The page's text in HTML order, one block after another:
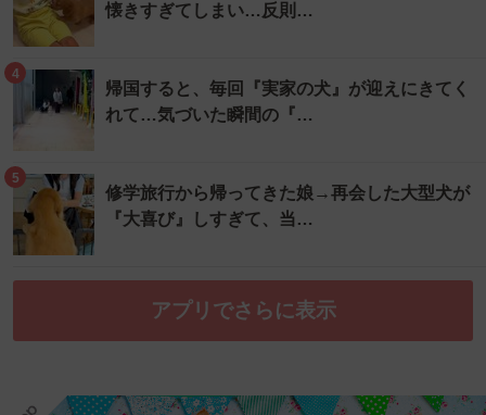
懐きすぎてしまい…反則…
4
帰国すると、毎回『実家の犬』が迎えにきてく
れて…気づいた瞬間の『…
5
修学旅行から帰ってきた娘→再会した大型犬が
『大喜び』しすぎて、当…
アプリでさらに表示